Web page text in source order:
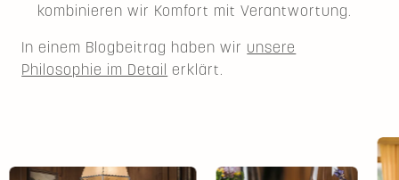
kombinieren wir Komfort mit Verantwortung.
In einem Blogbeitrag haben wir unsere
Philosophie im Detail erklärt.